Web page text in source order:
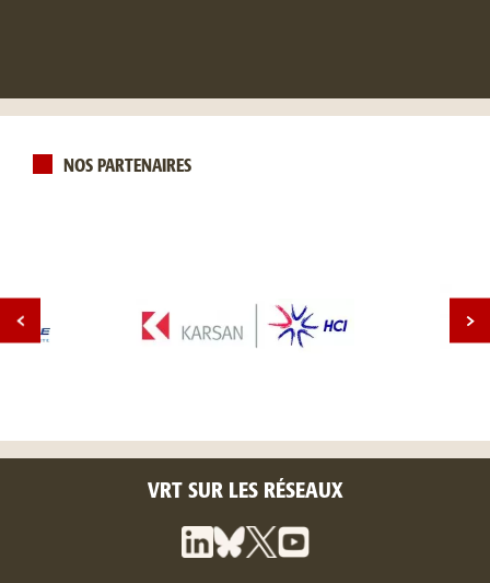
NOS PARTENAIRES
VRT SUR LES RÉSEAUX